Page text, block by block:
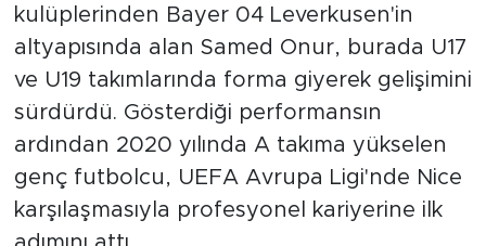
kulüplerinden Bayer 04 Leverkusen'in
altyapısında alan Samed Onur, burada U17
ve U19 takımlarında forma giyerek gelişimini
sürdürdü. Gösterdiği performansın
ardından 2020 yılında A takıma yükselen
genç futbolcu, UEFA Avrupa Ligi'nde Nice
karşılaşmasıyla profesyonel kariyerine ilk